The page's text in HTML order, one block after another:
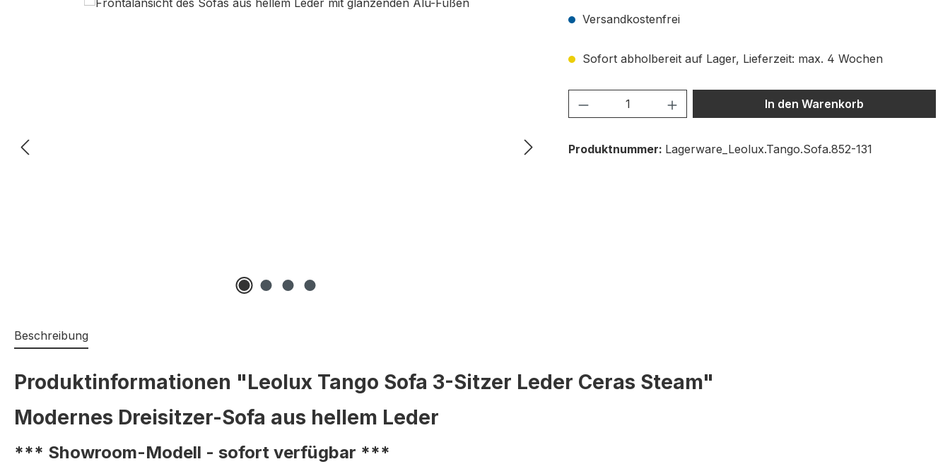
Versandkostenfrei
Sofort abholbereit auf Lager, Lieferzeit: max. 4 Wochen
Produkt Anzahl: Gib den gewünschten Wert
In den Warenkorb
Produktnummer: Lagerware_Leolux.Tango.Sofa.852-131
Beschreibung
Produktinformationen "Leolux Tango Sofa 3-Sitzer Leder Ceras Steam"
Modernes Dreisitzer-Sofa aus hellem Leder
*** Showroom-Modell - sofort verfügbar ***